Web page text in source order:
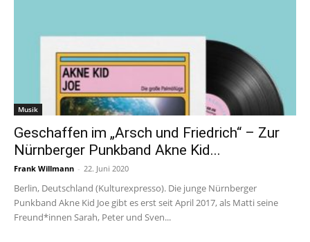
Musik
Geschaffen im „Arsch und Friedrich“ – Zur
Nürnberger Punkband Akne Kid...
Frank Willmann - 22. Juni 2020
Berlin, Deutschland (Kulturexpresso). Die junge Nürnberger
Punkband Akne Kid Joe gibt es erst seit April 2017, als Matti seine
Freund*innen Sarah, Peter und Sven...